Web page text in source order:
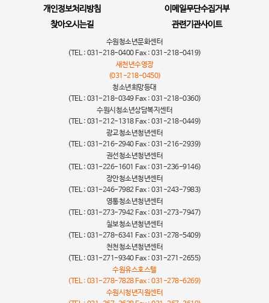
개인정보처리방침
이메일무단수집거부
찾아오시는길
관련기관사이트
수원청소년문화센터
(TEL : 031-218-0400 Fax : 031-218-0419)
새천년수영장
(031-218-0450)
청소년희망등대
(TEL : 031-218-0349 Fax : 031-218-0360)
수원시청소년상담복지센터
(TEL : 031-212-1318 Fax : 031-218-0449)
광교청소년청년센터
(TEL : 031-216-2940 Fax : 031-216-2939)
권선청소년청년센터
(TEL : 031-226-1601 Fax : 031-236-9146)
장안청소년청년센터
(TEL : 031-246-7982 Fax : 031-243-7983)
영통청소년청년센터
(TEL : 031-273-7942 Fax : 031-273-7947)
칠보청소년청년센터
(TEL : 031-278-6341 Fax : 031-278-5409)
천천청소년청년센터
(TEL : 031-271-9340 Fax : 031-271-2655)
수원유스호스텔
(TEL : 031-278-7828 Fax : 031-278-6269)
수원시청년지원센터